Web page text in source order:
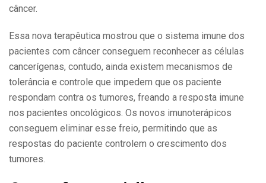
câncer.
Essa nova terapêutica mostrou que o sistema imune dos
pacientes com câncer conseguem reconhecer as células
cancerígenas, contudo, ainda existem mecanismos de
tolerância e controle que impedem que os paciente
respondam contra os tumores, freando a resposta imune
nos pacientes oncológicos. Os novos imunoterápicos
conseguem eliminar esse freio, permitindo que as
respostas do paciente controlem o crescimento dos
tumores.